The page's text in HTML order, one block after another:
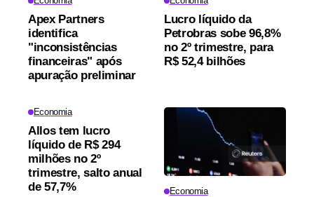
Apex Partners
identifica
"inconsistências
financeiras" após
apuração preliminar
Lucro líquido da
Petrobras sobe 96,8%
no 2º trimestre, para
R$ 52,4 bilhões
Economia
Allos tem lucro
líquido de R$ 294
milhões no 2º
trimestre, salto anual
de 57,7%
Economia